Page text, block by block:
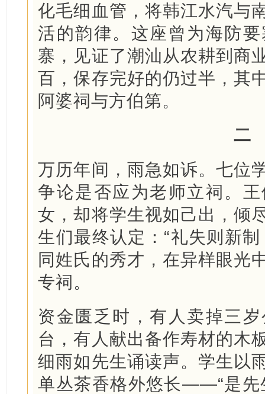
化毛细血管，将韩江水汽与
活的韵律。这座曾为海防
寨，见证了潮汕从农耕到商
百，保存完好的仍过半，其
阿婆祠与方伯第。
二
万历年间，雨急如诉。七位
争论是否应为老师立祠。
女，却将学生视如己出，倾
生们最终认定：“礼失则新
同姓氏的秀才，在异样眼光
专祠。
资金匮乏时，有人卖掉三
台，有人献出备作寿材的木
细雨如先生诵读声。学生以
单丛茶香格外悠长——“是先